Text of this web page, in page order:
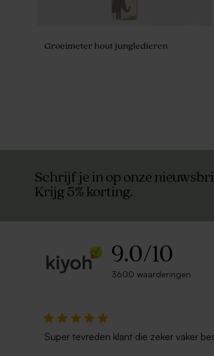
Groeimeter hout jungledieren
Schrijf je in op onze
Krijg 5% korting.
9.0/10
3600 waarderingen
Super tevreden klant die zeker vaker